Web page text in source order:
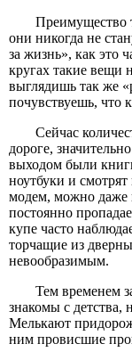
Преимущество
они никогда не
за жизнь», как это
кругах такие вещи
выглядишь так же
почувствуешь, что
Сейчас
дороге,
выходом были
ноутбуки и
модем, можно даже
постоянно
купе часто
торчащие из
невообразимым.
Тем временем
знакомы с детства,
Мелькают
ним провисшие